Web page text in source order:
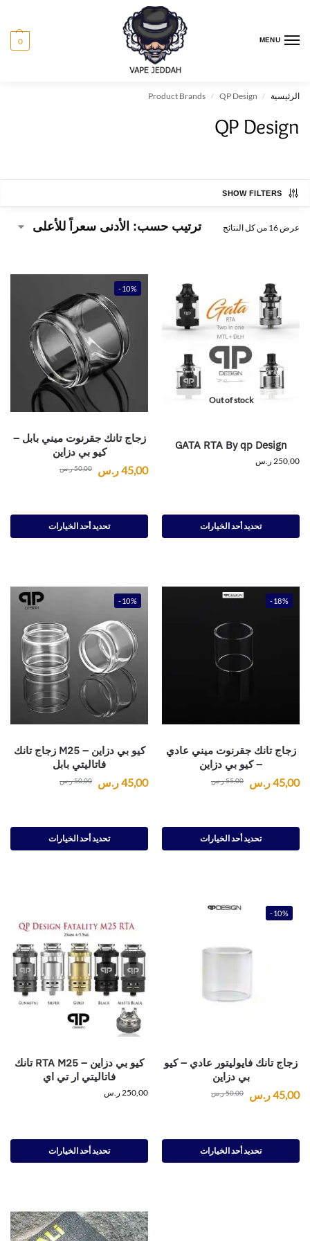
MENU
0
الرئيسية /
Product Brands / QP Design
QP Design
SHOW FILTERS
عرض ⁦16⁩ من كل النتائج
Out of stock
GATA RTA By qp Design
250,00 ر.س
تحديد أحد الخيارات
-10%
زجاج تانك جقرنوت ميني بابل –
كيو بي دزاين
50,00ر.س 45,00ر.س
تحديد أحد الخيارات
-18%
زجاج تانك جقرنوت ميني عادي
– كيو بي دزاين
55,00ر.س 45,00ر.س
تحديد أحد الخيارات
-10%
كيو بي دزاين – M25 زجاج تانك
فاتاليتي بابل
50,00ر.س 45,00ر.س
تحديد أحد الخيارات
-10%
زجاج تانك فايوليتور عادي – كيو
بي دزاين
50,00ر.س 45,00ر.س
تحديد أحد الخيارات
كيو بي دزاين – RTA M25 تانك
فاتاليتي ار تي اي
250,00 ر.س
تحديد أحد الخيارات